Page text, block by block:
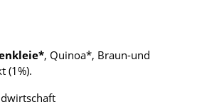
, Quinoa*, Braun-und
(1%).